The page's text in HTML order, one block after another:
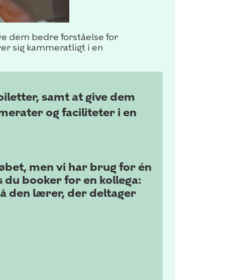
dem bedre forståelse for
sig kammeratligt i en
samt at give dem
og faciliteter i en
men vi har brug for én
booker for en kollega:
den lærer, der deltager